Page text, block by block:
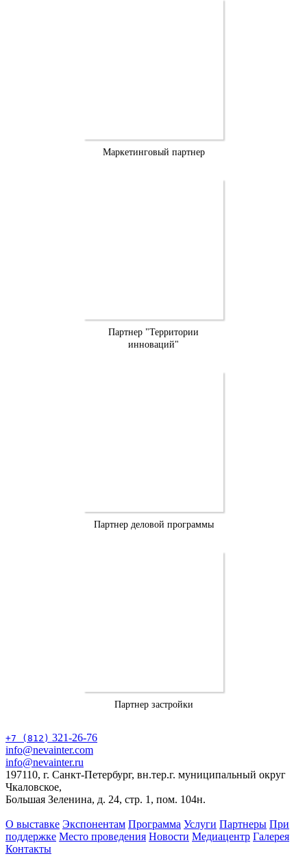
Маркетинговый партнер
Партнер "Территории
инноваций"
Партнер деловой программы
Партнер застройки
+7 (812) 321-26-76
info@nevainter.com
info@nevainter.ru
197110, г. Санкт-Петербург, вн.тер.г. муниципальный округ
Чкаловское,
Большая Зеленина, д. 24, стр. 1, пом. 104н.
О выставке Экспонентам Программа Услуги Партнеры При
поддержке Место проведения Новости Медиацентр Галерея
Контакты